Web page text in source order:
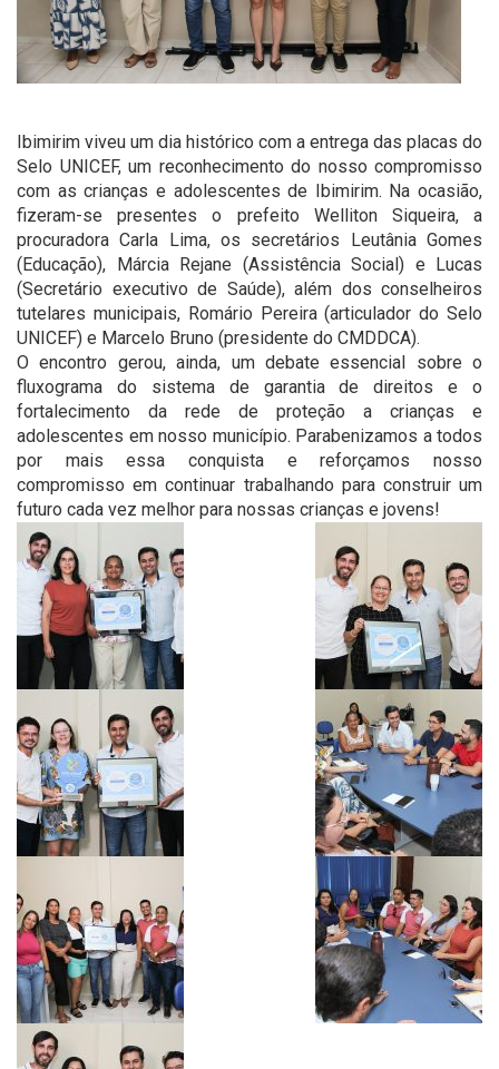
Ibimirim viveu um dia histórico com a entrega das placas do
Selo UNICEF, um reconhecimento do nosso compromisso
com as crianças e adolescentes de Ibimirim. Na ocasião,
fizeram-se presentes o prefeito Welliton Siqueira, a
procuradora Carla Lima, os secretários Leutânia Gomes
(Educação), Márcia Rejane (Assistência Social) e Lucas
(Secretário executivo de Saúde), além dos conselheiros
tutelares municipais, Romário Pereira (articulador do Selo
UNICEF) e Marcelo Bruno (presidente do CMDDCA).
O encontro gerou, ainda, um debate essencial sobre o
fluxograma do sistema de garantia de direitos e o
fortalecimento da rede de proteção a crianças e
adolescentes em nosso município. Parabenizamos a todos
por mais essa conquista e reforçamos nosso
compromisso em continuar trabalhando para construir um
futuro cada vez melhor para nossas crianças e jovens!